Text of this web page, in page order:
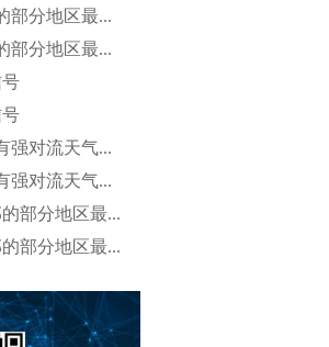
部分地区最...
部分地区最...
强对流天气...
强对流天气...
部分地区最...
部分地区最...